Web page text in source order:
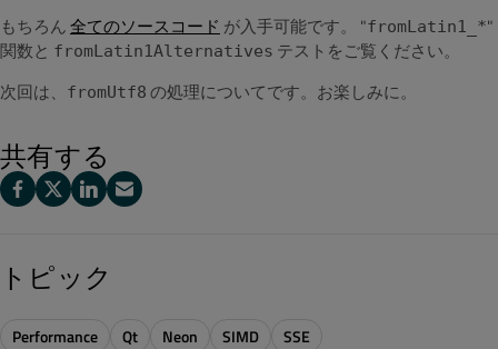
もちろん全てのソースコード が入手可能です。 "fromLatin1_*"
関数と fromLatin1Alternatives テストをご覧ください。
次回は、
fromUtf8 の処理についてです。お楽しみに。
共有する
トピック
Performance Qt Neon SIMD SSE